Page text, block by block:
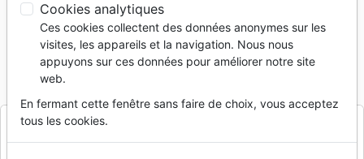
Mini dé 6 prieres pour enfants
5cm (soleil)
RéférenceEDJ72561 EAN3700318976031
Uljö
Cookies analytiques
Ces cookies collectent des données anonymes sur les
visites, les appareils et la navigation. Nous nous
appuyons sur ces données pour améliorer notre site
web.
En fermant cette fenêtre sans faire de choix, vous acceptez
tous les cookies.